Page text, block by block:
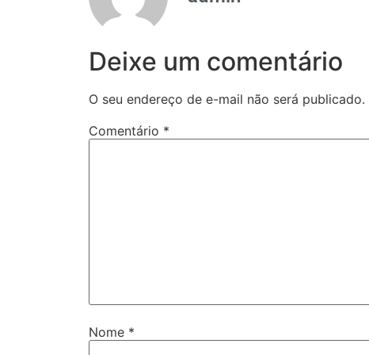
Deixe um comentário
O seu endereço de e-mail não será publicado.
Comentário *
Nome *